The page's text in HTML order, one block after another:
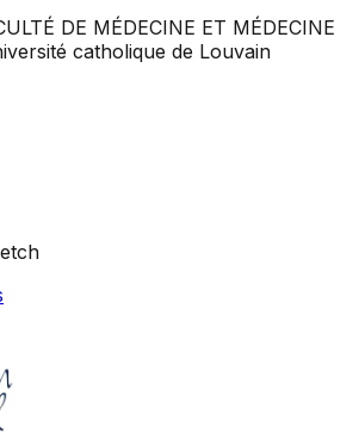
DE MÉDECINE ET MÉDECINE
catholique de Louvain